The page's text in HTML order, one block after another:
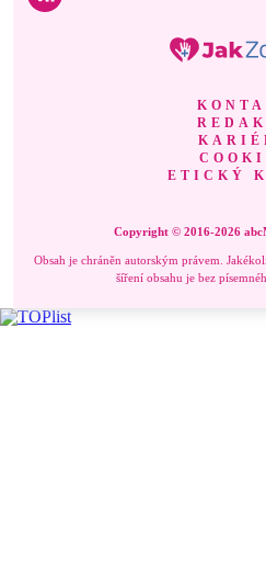
ETICKÝ
Copyright © 2016-2026
Obsah je chráněn autorským právem.
šíření obsahu je bez